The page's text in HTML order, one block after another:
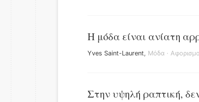
Η μόδα είναι ανίατη
Yves Saint-Laurent, Μόδα ·
Στην υψηλή ραπτική,